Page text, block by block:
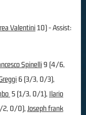
Valentini10) - Assist:
Spinelli9 (4/6,
6 (3/3, 0/3),
5 (1/3, 0/1), Ilario
2, 0/0), Joseph frank